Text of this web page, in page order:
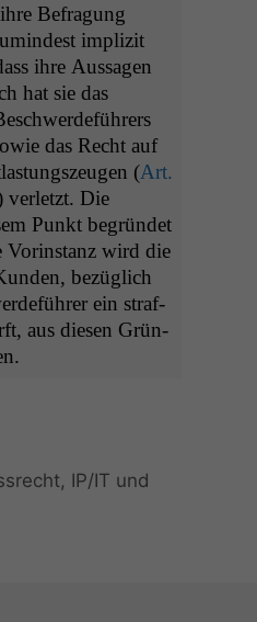
Befra­gung
impliz­it
ihre Aus­sagen
hat sie das
das Recht auf
(Art.
ver­let­zt. Die
Punkt begrün­det
Vorin­stanz wird die
bezüglich
ein straf­
aus diesen Grün­
, IP/IT und